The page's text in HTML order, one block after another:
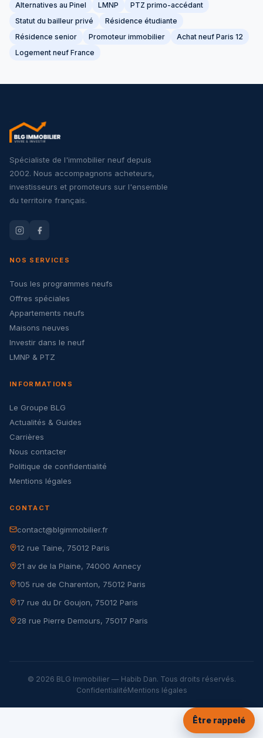
Alternatives au Pinel
LMNP
PTZ primo-accédant
Statut du bailleur privé
Résidence étudiante
Résidence senior
Promoteur immobilier
Achat neuf Paris 12
Logement neuf France
Spécialiste de l'immobilier neuf depuis
2002. Nous accompagnons acheteurs,
investisseurs et promoteurs sur l'ensemble
du territoire français.
NOS SERVICES
Tous les programmes neufs
Offres spéciales
Appartements neufs
Maisons neuves
Investir dans le neuf
LMNP & PTZ
INFORMATIONS
Le Groupe BLG
Actualités & Guides
Carrières
Nous contacter
Politique de confidentialité
Mentions légales
CONTACT
contact@blgimmobilier.fr
12 rue Taine, 75012 Paris
21 av de la Plaine, 74000 Annecy
105 rue de Charenton, 75012 Paris
17 rue du Dr Goujon, 75012 Paris
28 rue Pierre Demours, 75017 Paris
© 2026 BLG Immobilier — Habib Dan. Tous droits réservés.
ConfidentialitéMentions légales
Être rappelé